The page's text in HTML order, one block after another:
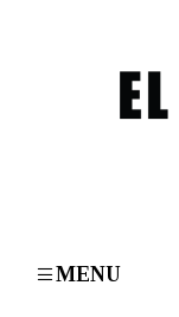
MENU